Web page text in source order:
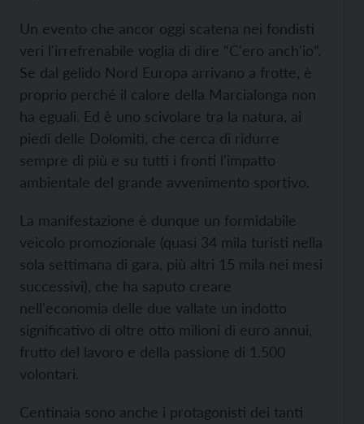
Un evento che ancor oggi scatena nei fondisti
veri l'irrefrenabile voglia di dire “C'ero anch'io”.
Se dal gelido Nord Europa arrivano a frotte, è
proprio perché il calore della Marcialonga non
ha eguali. Ed è uno scivolare tra la natura, ai
piedi delle Dolomiti, che cerca di ridurre
sempre di più e su tutti i fronti l'impatto
ambientale del grande avvenimento sportivo.
La manifestazione è dunque un formidabile
veicolo promozionale (quasi 34 mila turisti nella
sola settimana di gara, più altri 15 mila nei mesi
successivi), che ha saputo creare
nell'economia delle due vallate un indotto
significativo di oltre otto milioni di euro annui,
frutto del lavoro e della passione di 1.500
volontari.
Centinaia sono anche i protagonisti dei tanti